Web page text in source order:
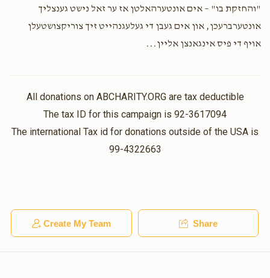
"והחזקת בו" – אים אונטערהאלטן אז ער זאל נישט גענצליך
אונטערברעכן, און אים געבן די געלעגנהייט זיך צוריקצושטעלן
אויף די פיס אינגאנצן אליין...
All donations on ABCHARITY.ORG are tax deductible
The tax ID for this campaign is 92-3617094
The international Tax id for donations outside of the USA is
99-4322663
Create My Team Share